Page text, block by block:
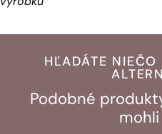
HĽADÁTE
Podobné